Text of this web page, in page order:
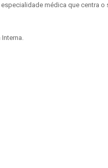
médica que centra